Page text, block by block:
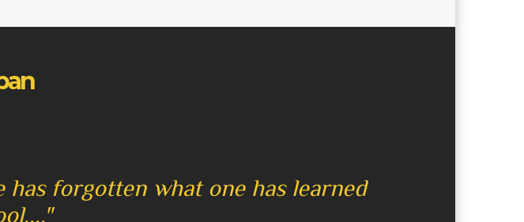
has forgotten what one has learned